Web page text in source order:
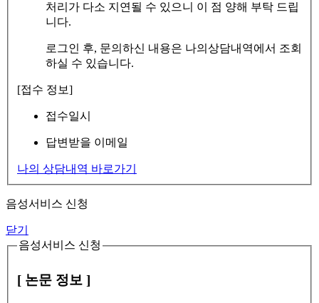
처리가 다소 지연될 수 있으니 이 점 양해 부탁 드립
니다.
로그인 후, 문의하신 내용은 나의상담내역에서 조회
하실 수 있습니다.
[접수 정보]
접수일시
답변받을 이메일
나의 상담내역 바로가기
음성서비스 신청
닫기
음성서비스 신청
[ 논문 정보 ]